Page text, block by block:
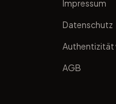
Impressum
Datenschutz
Authentizität
AGB